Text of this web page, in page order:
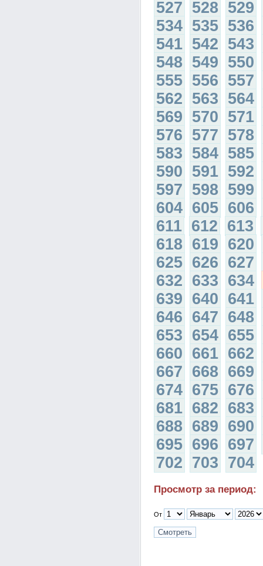
527 528 529
534 535 536
541 542 543
548 549 550
555 556 557
562 563 564
569 570 571
576 577 578
583 584 585
590 591 592
597 598 599
604 605 606
611 612 613
618 619 620
625 626 627
632 633 634
639 640 641
646 647 648
653 654 655
660 661 662
667 668 669
674 675 676
681 682 683
688 689 690
695 696 697
702 703 704
Просмотр за период:
От